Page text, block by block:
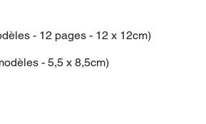
- 12 pages - 12 x 12cm)
- 5,5 x 8,5cm)